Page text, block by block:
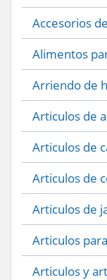
Accesorios
Alimentos
Arriendo de
Articulos de
Articulos de
Articulos de
Articulos de
Articulos
Articulos y